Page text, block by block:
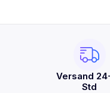
Versand
Std